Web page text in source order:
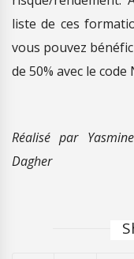
liste de ces
vous pouvez
de 50% avec le code
Réalisé par
Dagher